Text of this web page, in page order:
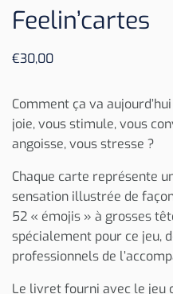
Feelin’cartes
€30,00
Comment ça va
joie, vous stimule, vous
angoisse, vous stresse ?
Chaque carte représente
sensation illustrée de
52 « émojis » à grosses
spécialement pour ce jeu,
professionnels de
Le livret fourni avec le jeu